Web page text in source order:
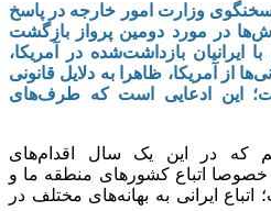
وزارت امور خارجه در پاسخ
در مورد دومین پرواز بازگشت
با ایرانیان بازداشت‌شده در آمریکا،
از آمریکا، ظاهرا به دلایل قانونی
این ادعایی است که طرف‌های
که در این یک سال اقدام‌های
خصوصا اتباع کشور‌های منطقه ما و
ایرانی به بهانه‌های مختلف در